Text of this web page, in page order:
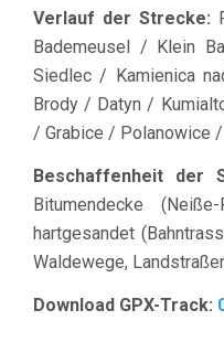
Verlauf der Strecke:
Bademeusel / Klein
Siedlec / Kamienica
Brody / Datyn /
/ Grabice / Polanowice
Beschaffenheit der
Bitumendecke
hartgesandet
Waldewege,
Download GPX-Track: